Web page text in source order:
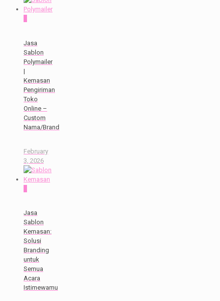
Jasa
Sablon
Polymailer
|
Kemasan
Pengiriman
Toko
Online –
Custom
Nama/Brand
February
3, 2026
Jasa
Sablon
Kemasan:
Solusi
Branding
untuk
Semua
Acara
Istimewamu